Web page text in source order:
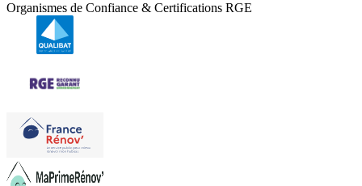
Organismes de Confiance & Certifications RGE